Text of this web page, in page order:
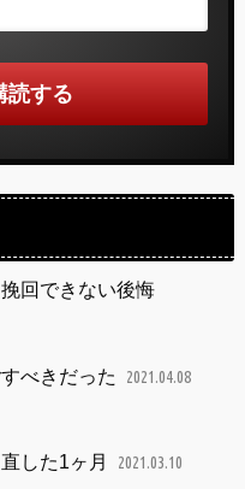
回できない後悔
べきだった 2021.04.08
した1ヶ月 2021.03.10